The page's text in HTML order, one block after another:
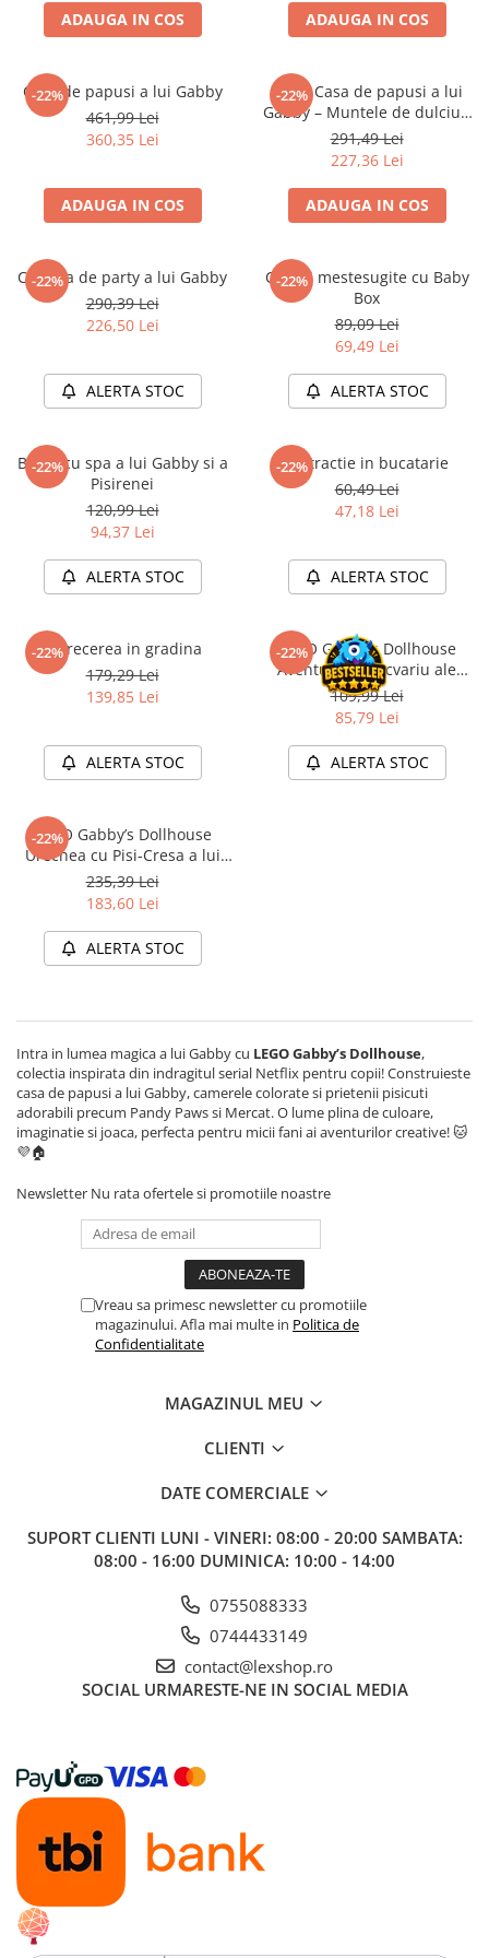
Battletech
Miniaturi Arkham Horror
Miniaturi HEROCLIX
Protectii carti (Sleeves)
Playmats
Deck Boxes/Cutii pentru carti
Portofolii/ Clasoare pentru carti
The Army Painter
Zaruri
Alte produse Hobby
Merch Lex Hobby Store
Pop Culture
Sepci
Tricouri
Postere
Geek Stuff
Brelocuri
Decoratiuni
Carti
Studio Ghibli/My Neighbor
Totoro/Kiki etc
Carnetele
Dragon Ball
Pokemon
One Piece
Lord of The Rings
Naruto Shippuden
Sailor Moon
Star Trek
Hello Kitty - Produse Oficiale
Comic Books (Benzi Desenate)
Pokemon TCG
Accesorii TCG
Digimon Card Game
Cardfight!! Vanguard
Weis Schwarz
Flesh and Blood
ADAUGA IN COS ADAUGA IN COS
-22%
Casa de papusi a lui Gabby
461,99 Lei
360,35 Lei
ADAUGA IN COS
-22%
LEGO Casa de papusi a lui
Gabby – Muntele de dulciuri
si gradina Miau-Zanei 11205
291,49 Lei
227,36 Lei
ADAUGA IN COS
-22%
Camera de party a lui Gabby
290,39 Lei
226,50 Lei
ALERTA STOC
-22%
Creatii mestesugite cu Baby
Box
89,09 Lei
69,49 Lei
ALERTA STOC
-22%
Barca cu spa a lui Gabby si a
Pisirenei
120,99 Lei
94,37 Lei
ALERTA STOC
-22%
Distractie in bucatarie
60,49 Lei
47,18 Lei
ALERTA STOC
-22%
Petrecerea in gradina
179,29 Lei
139,85 Lei
ALERTA STOC
-22%
LEGO Gabby’s Dollhouse
Aventurile in Acvariu ale
Sirenei Gabby 11204
109,99 Lei
85,79 Lei
ALERTA STOC
-22%
LEGO Gabby’s Dollhouse
Urechea cu Pisi-Cresa a lui
Gabby 10796
235,39 Lei
183,60 Lei
ALERTA STOC
Intra in lumea magica a lui Gabby cu LEGO Gabby’s Dollhouse,
colectia inspirata din indragitul serial Netflix pentru copii! Construieste
casa de papusi a lui Gabby, camerele colorate si prietenii pisicuti
adorabili precum Pandy Paws si Mercat. O lume plina de culoare,
imaginatie si joaca, perfecta pentru micii fani ai aventurilor creative! 🐱
💜🏠
Newsletter Nu rata ofertele si promotiile noastre
Vreau sa primesc newsletter cu promotiile
magazinului. Afla mai multe in Politica de
Confidentialitate
MAGAZINUL MEU
CLIENTI
DATE COMERCIALE
SUPORT CLIENTI LUNI - VINERI: 08:00 - 20:00 SAMBATA:
08:00 - 16:00 DUMINICA: 10:00 - 14:00
0755088333
0744433149
contact@lexshop.ro
SOCIAL URMARESTE-NE IN SOCIAL MEDIA